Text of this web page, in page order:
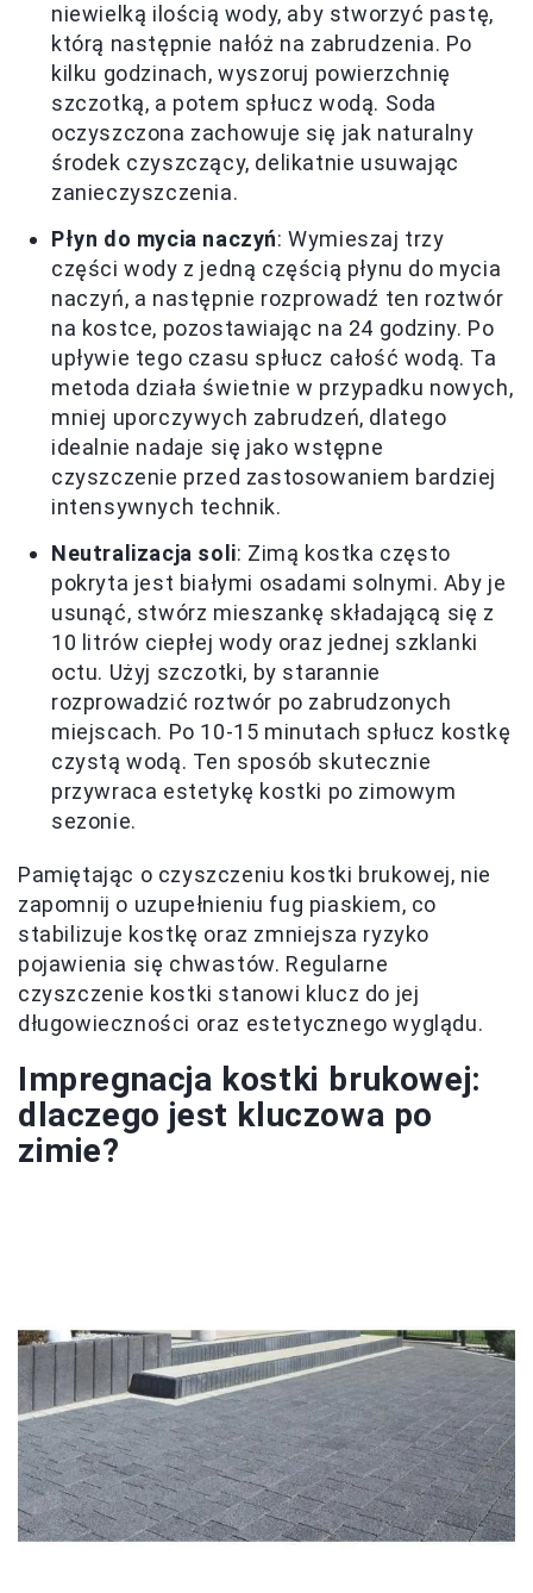
niewielką ilością wody, aby stworzyć pastę,
którą następnie nałóż na zabrudzenia. Po
kilku godzinach, wyszoruj powierzchnię
szczotką, a potem spłucz wodą. Soda
oczyszczona zachowuje się jak naturalny
środek czyszczący, delikatnie usuwając
zanieczyszczenia.
Płyn do mycia naczyń: Wymieszaj trzy
części wody z jedną częścią płynu do mycia
naczyń, a następnie rozprowadź ten roztwór
na kostce, pozostawiając na 24 godziny. Po
upływie tego czasu spłucz całość wodą. Ta
metoda działa świetnie w przypadku nowych,
mniej uporczywych zabrudzeń, dlatego
idealnie nadaje się jako wstępne
czyszczenie przed zastosowaniem bardziej
intensywnych technik.
Neutralizacja soli: Zimą kostka często
pokryta jest białymi osadami solnymi. Aby je
usunąć, stwórz mieszankę składającą się z
10 litrów ciepłej wody oraz jednej szklanki
octu. Użyj szczotki, by starannie
rozprowadzić roztwór po zabrudzonych
miejscach. Po 10-15 minutach spłucz kostkę
czystą wodą. Ten sposób skutecznie
przywraca estetykę kostki po zimowym
sezonie.
Pamiętając o czyszczeniu kostki brukowej, nie
zapomnij o uzupełnieniu fug piaskiem, co
stabilizuje kostkę oraz zmniejsza ryzyko
pojawienia się chwastów. Regularne
czyszczenie kostki stanowi klucz do jej
długowieczności oraz estetycznego wyglądu.
Impregnacja kostki brukowej:
dlaczego jest kluczowa po
zimie?